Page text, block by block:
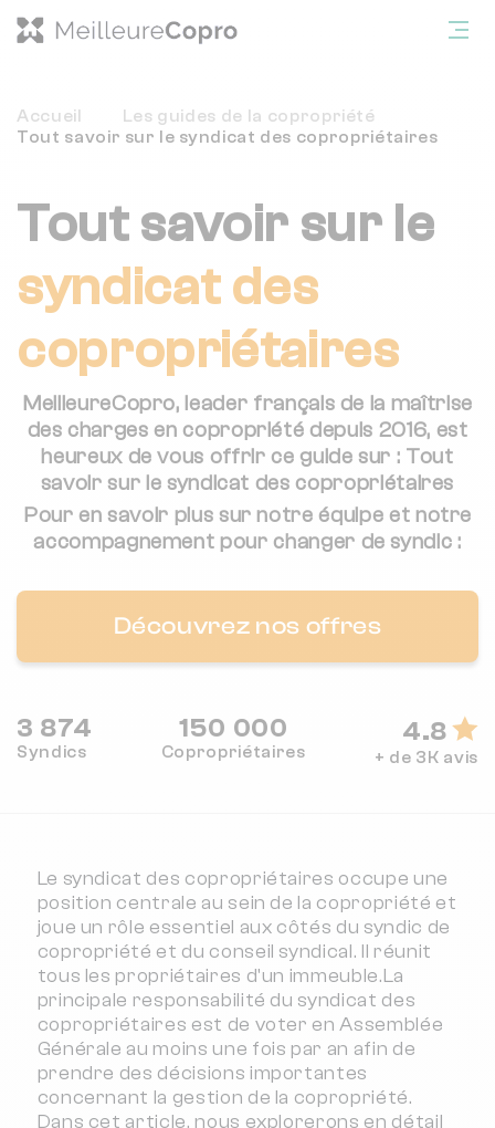
Accueil
Les guides de la copropriété
Tout savoir sur le syndicat des copropriétaires
Tout savoir sur le
syndicat des
copropriétaires
MeilleureCopro, leader français de la maîtrise
des charges en copropriété depuis 2016, est
heureux de vous offrir ce guide sur : Tout
savoir sur le syndicat des copropriétaires
Pour en savoir plus sur notre équipe et notre
accompagnement pour changer de syndic :
Découvrez nos offres
3 874
Syndics
150 000
Copropriétaires
4.8
+ de 3K avis
Le syndicat des copropriétaires occupe une
position centrale au sein de la copropriété et
joue un rôle essentiel aux côtés du syndic de
copropriété et du conseil syndical. Il réunit
tous les propriétaires d'un immeuble.La
principale responsabilité du syndicat des
copropriétaires est de voter en Assemblée
Générale au moins une fois par an afin de
prendre des décisions importantes
concernant la gestion de la copropriété.
Dans cet article, nous explorerons en détail